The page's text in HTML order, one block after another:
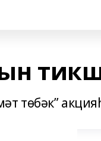
төбәк”